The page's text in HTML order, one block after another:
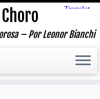
– Por Leonor Bianchi